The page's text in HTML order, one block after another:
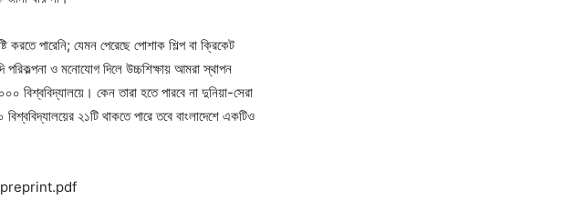
করতে পারেনি; যেমন পেরেছে পোশাক শিল্প বা ক্রিকেট
পরিকল্পনা ও মনোযোগ দিলে উচ্চশিক্ষায় আমরা স্থাপন
বিশ্ববিদ্যালয়ে। কেন তারা হতে পারবে না দুনিয়া-সেরা
২১টি থাকতে পারে তবে বাংলাদেশে একটিও
preprint.pdf